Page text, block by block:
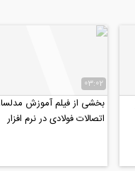
03:02
بخشی از فیلم آموزش
اتصالات فولادی در نرم افزار